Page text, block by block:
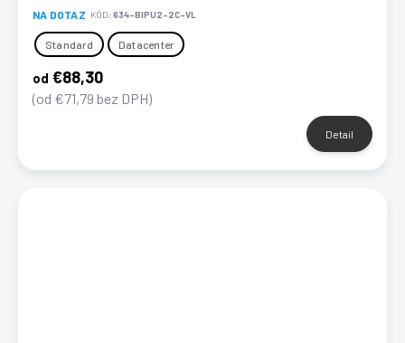
NA DOTAZ KÓD: 634-BIPU2-2C-VL
Standard Datacenter
od €88,30
(od €71,79 bez DPH)
Detail